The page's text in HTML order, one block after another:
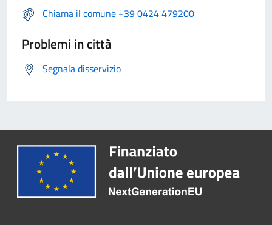
Chiama il comune +39 0424 479200
Problemi in città
Segnala disservizio